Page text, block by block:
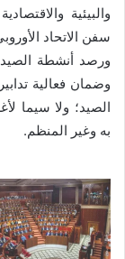
والبيئية
سفن الاتحاد
ورصد أنشطة الصيد
وضمان فعالية
الصيد؛ ولا سيما
به وغير المنظم.